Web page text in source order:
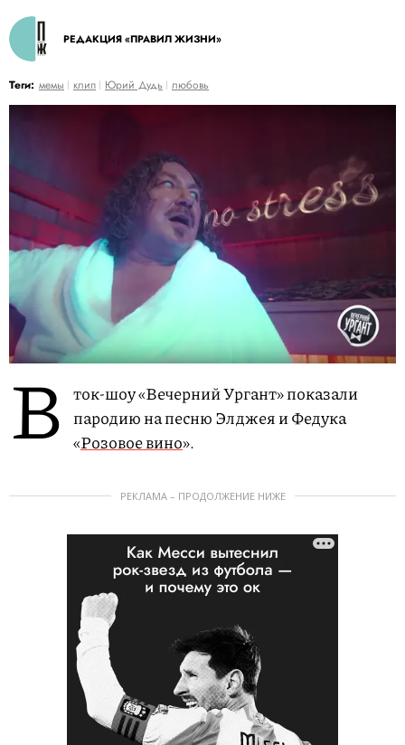
РЕДАКЦИЯ «ПРАВИЛ ЖИЗНИ»
Теги: мемы клип Юрий Дудь любовь
В ток-шоу «Вечерний Ургант» показали
пародию на песню Элджея и Федука
«Розовое вино».
РЕКЛАМА – ПРОДОЛЖЕНИЕ НИЖЕ